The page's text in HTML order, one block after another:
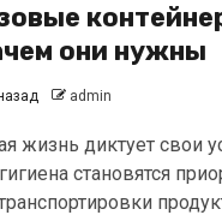
они нужны
admin
жизнь диктует свои
становятся